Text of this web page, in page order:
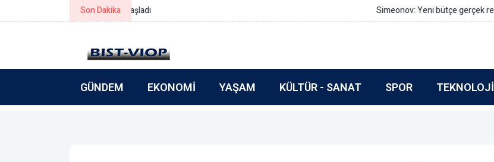
Son Dakika Simeonov: Yeni bütçe gerçek reformlar içermeli
GÜNDEM EKONOMI YAŞAM KÜLTÜR - SANAT SPOR TEKNOLOJI